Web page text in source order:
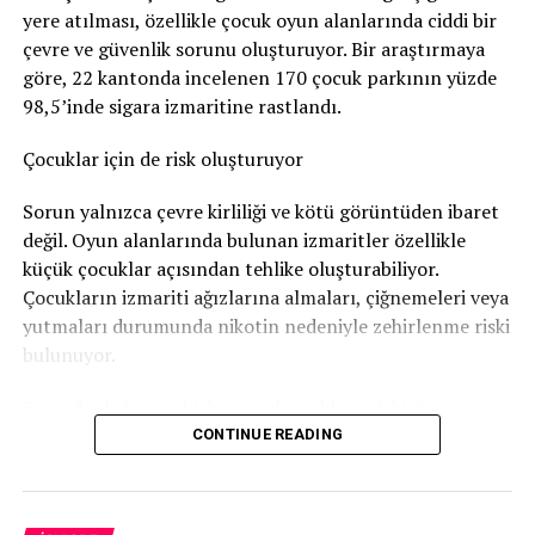
Nötigung (zorlama)suçundan ceza verildi.
96 gün soruşturma tutukluluğunda kaldı
para cezasıverdi. Bu ceza şartlı olarak hükme bağlandı.
Ancak adam soruşturma sırasında96 gün tutuklu
kaldığıiçin bu süre cezadan mahsup edildi. Böylece
geriye 24 günlük, yani1.920 franklıkşartlı ceza kaldı.
Bunun yanında800 frank para cezasıödemesine karar
verildi.
frank diğer yargılama giderlerinikarşılaması
gerekiyor.
Daha önce de hüküm giymiş
yere atılması, özellikle çocuk oyun alanlarında ciddi bir
çevre ve güvenlik sorunu oluşturuyor. Bir araştırmaya
göre, 22 kantonda incelenen 170 çocuk parkının yüzde
98,5’inde sigara izmaritine rastlandı.
Çocuklar için de risk oluşturuyor
Sorun yalnızca çevre kirliliği ve kötü görüntüden ibaret
değil. Oyun alanlarında bulunan izmaritler özellikle
küçük çocuklar açısından tehlike oluşturabiliyor.
Çocukların izmariti ağızlarına almaları, çiğnemeleri veya
yutmaları durumunda nikotin nedeniyle zehirlenme riski
bulunuyor.
izmariti sorununa karşı özel kampanyalar yürütüyor.
Bern’den dikkat çeken kampanya
CONTINUE READING